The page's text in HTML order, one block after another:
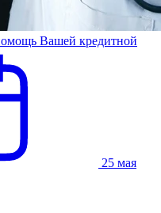
Вашей кредитной
25 мая